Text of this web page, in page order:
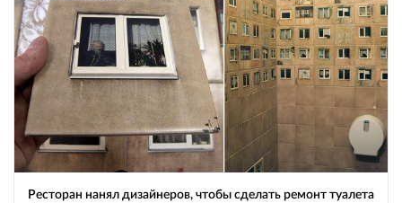
Ресторан нанял дизайнеров, чтобы сделать ремонт туалета